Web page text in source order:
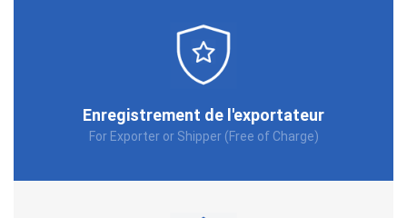
Enregistrement de l'exportateur
For Exporter or Shipper (Free of Charge)